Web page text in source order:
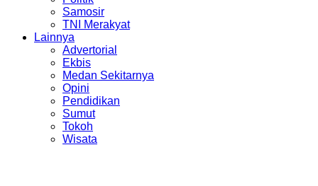
Samosir
TNI Merakyat
Lainnya
Advertorial
Ekbis
Medan Sekitarnya
Opini
Pendidikan
Sumut
Tokoh
Wisata